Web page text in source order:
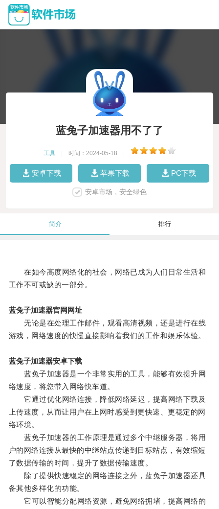
蓝兔子加速器用不了了
工具 时间：2024-05-18
安卓下载 苹果下载 PC下载
安卓市场，安全绿色
简介 排行
在如今高度网络化的社会，网络已成为人们日常生活和
工作不可或缺的一部分。
蓝兔子加速器官网网址
无论是在处理工作邮件，观看高清视频，还是进行在线
游戏，网络速度的快慢直接影响着我们的工作和娱乐体验。
蓝兔子加速器安卓下载
蓝兔子加速器是一个非常实用的工具，能够有效提升网
络速度，将您带入网络快车道。
它通过优化网络连接，降低网络延迟，提高网络下载及
上传速度，从而让用户在上网时感受到更快速、更稳定的网
络环境。
蓝兔子加速器的工作原理是通过多个中继服务器，将用
户的网络连接从最快的中继站点传递到目标站点，有效缩短
了数据传输的时间，提升了数据传输速度。
除了提供快速稳定的网络连接之外，蓝兔子加速器还具
备其他多样化的功能。
它可以智能分配网络资源，避免网络拥堵，提高网络的